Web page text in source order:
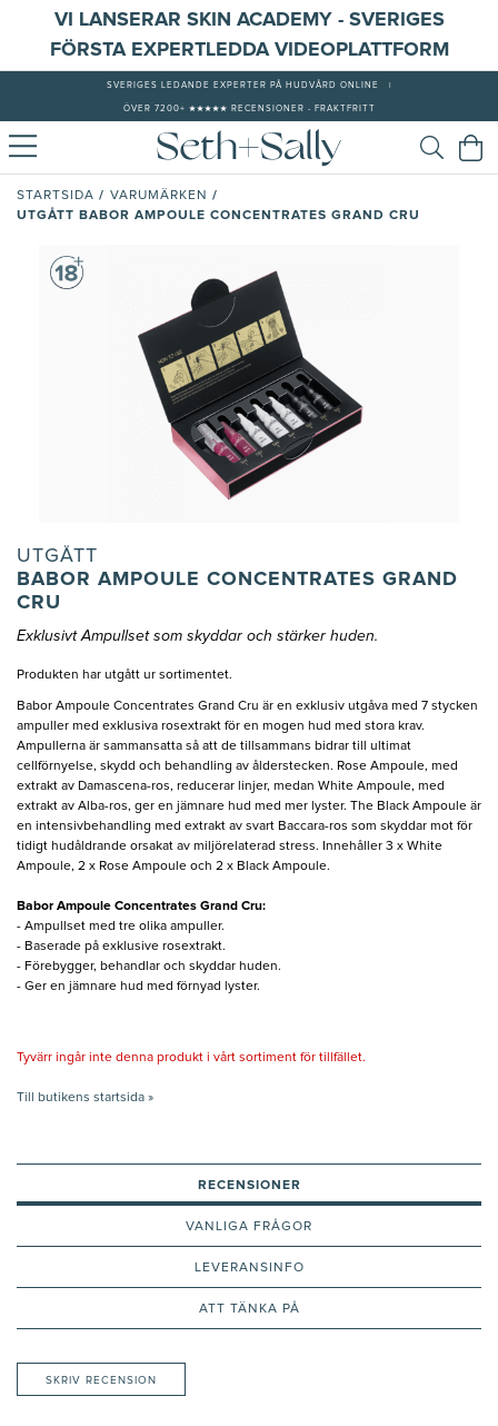
VI LANSERAR SKIN ACADEMY - SVERIGES
FÖRSTA EXPERTLEDDA VIDEOPLATTFORM
SVERIGES LEDANDE EXPERTER PÅ HUDVÅRD ONLINE
ÖVER 7200+ ★★★★★ RECENSIONER - FRAKTFRITT
STARTSIDA / VARUMÄRKEN /
UTGÅTT BABOR AMPOULE CONCENTRATES GRAND CRU
UTGÅTT
BABOR AMPOULE CONCENTRATES GRAND
CRU
Exklusivt Ampullset som skyddar och stärker huden.
Produkten har utgått ur sortimentet.
Babor Ampoule Concentrates Grand Cru är en exklusiv utgåva med 7 stycken
ampuller med exklusiva rosextrakt för en mogen hud med stora krav.
Ampullerna är sammansatta så att de tillsammans bidrar till ultimat
cellförnyelse, skydd och behandling av ålderstecken. Rose Ampoule, med
extrakt av Damascena-ros, reducerar linjer, medan White Ampoule, med
extrakt av Alba-ros, ger en jämnare hud med mer lyster. The Black Ampoule är
en intensivbehandling med extrakt av svart Baccara-ros som skyddar mot för
tidigt hudåldrande orsakat av miljörelaterad stress. Innehåller 3 x White
Ampoule, 2 x Rose Ampoule och 2 x Black Ampoule.
Babor Ampoule Concentrates Grand Cru:
- Ampullset med tre olika ampuller.
- Baserade på exklusive rosextrakt.
- Förebygger, behandlar och skyddar huden.
- Ger en jämnare hud med förnyad lyster.
Tyvärr ingår inte denna produkt i vårt sortiment för tillfället.
Till butikens startsida »
RECENSIONER
VANLIGA FRÅGOR
LEVERANSINFO
ATT TÄNKA PÅ
SKRIV RECENSION